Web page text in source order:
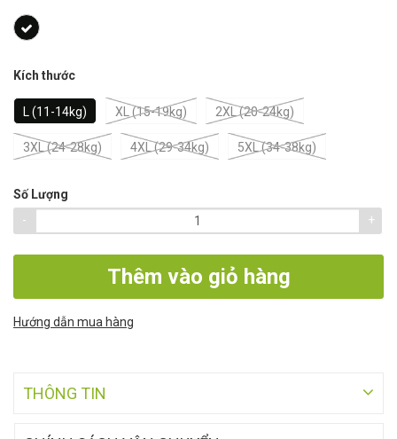
Kích thước
L (11-14kg) XL (15-19kg) 2XL (20-24kg)
3XL (24-28kg) 4XL (29-34kg) 5XL (34-38kg)
Số Lượng
-
+
Thêm vào giỏ hàng
Hướng dẫn mua hàng
THÔNG TIN